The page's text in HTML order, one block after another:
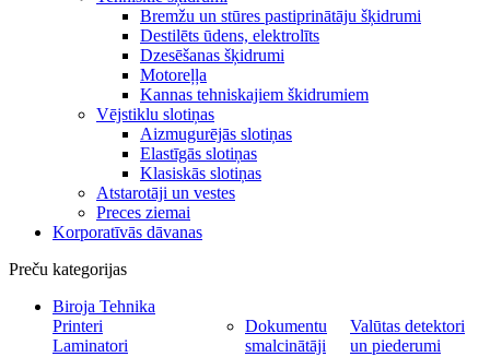
Bremžu un stūres pastiprinātāju šķidrumi
Destilēts ūdens, elektrolīts
Dzesēšanas šķidrumi
Motoreļļa
Kannas tehniskajiem škidrumiem
Vējstiklu slotiņas
Aizmugurējās slotiņas
Elastīgās slotiņas
Klasiskās slotiņas
Atstarotāji un vestes
Preces ziemai
Korporatīvās dāvanas
Preču kategorijas
Biroja Tehnika
Printeri
Laminatori
Dokumentu
smalcinātāji
Valūtas detektori
un piederumi